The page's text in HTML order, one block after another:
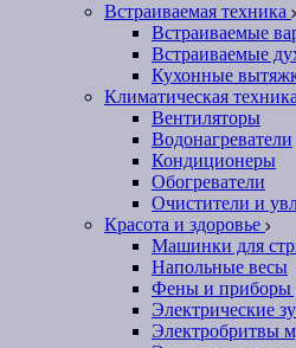
Встраиваемая техника
Встраиваемые
Встраиваемые
Кухонные
Климатическая техника
Вентиляторы
Водонагреватели
Кондиционеры
Обогреватели
Очистители и
Красота и здоровье
Машинки для
Напольные весы
Фены и приборы
Электрические
Электробритвы